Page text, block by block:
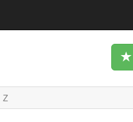
Z